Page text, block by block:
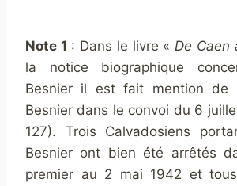
Note 1 : Dans le livre « De Caen
la notice biographique
Besnier il est fait mention de
Besnier dans le convoi du 6
127). Trois Calvadosiens
Besnier ont bien été arrêtés
premier au 2 mai 1942 et